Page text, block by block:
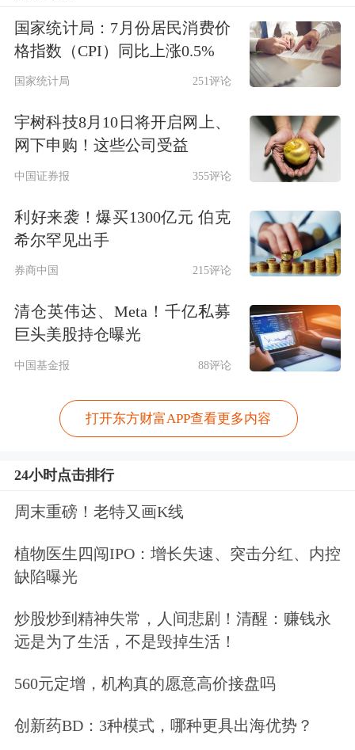
国家统计局：7月份居民消费价
格指数（CPI）同比上涨0.5%
国家统计局 251评论
宇树科技8月10日将开启网上、
网下申购！这些公司受益
中国证券报 355评论
利好来袭！爆买1300亿元 伯克
希尔罕见出手
券商中国 215评论
清仓英伟达、Meta！千亿私募
巨头美股持仓曝光
中国基金报 88评论
打开东方财富APP查看更多内容
24小时点击排行
周末重磅！老特又画K线
植物医生四闯IPO：增长失速、突击分红、内控
缺陷曝光
炒股炒到精神失常，人间悲剧！清醒：赚钱永
远是为了生活，不是毁掉生活！
560元定增，机构真的愿意高价接盘吗
创新药BD：3种模式，哪种更具出海优势？